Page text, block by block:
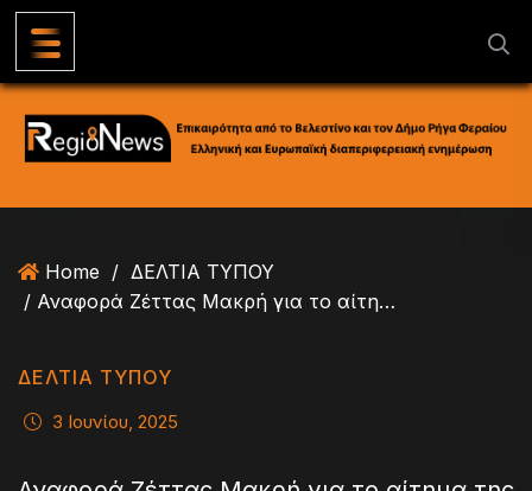
Home / ΔΕΛΤΙΑ ΤΥΠΟΥ
/ Αναφορά Ζέττας Μακρή για το αίτημα της Ένωσης Ξενοδόχων Μαγνησίας
ΔΕΛΤΙΑ ΤΥΠΟΥ
3 Ιουνίου, 2025